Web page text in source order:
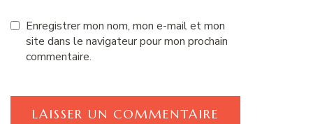
Enregistrer mon nom, mon e-mail et mon
site dans le navigateur pour mon prochain
commentaire.